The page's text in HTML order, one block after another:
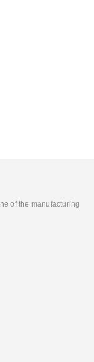
of the manufacturing